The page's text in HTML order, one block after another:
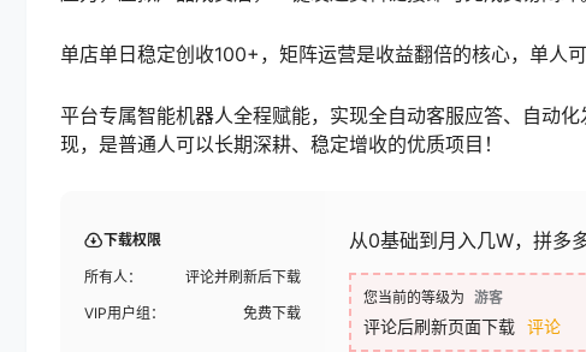
单店单日稳定创收100+，矩阵运营是收益翻倍的核心，单人
平台专属智能机器人全程赋能，实现全自动客服应答、自动
现，是普通人可以长期深耕、稳定增收的优质项目！
下载权限
所有人：
评论并刷新后下载
VIP用户组：
免费下载
从0基础到月入几W，拼多
您当前的等级为 游客
评论后刷新页面下载 评论